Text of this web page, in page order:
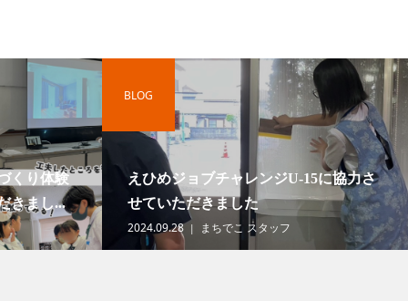
くり体験
きまし...
えひめジョブチャレンジU-15に協力さ
せていただきました
2024.09.28
まちでこ スタッフ
BLOG